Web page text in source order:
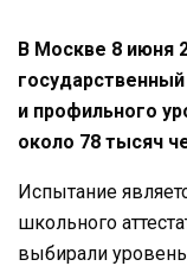
В Москве 8 июня
и профильного
около 78 тысяч
Испытание
школьного
выбирали